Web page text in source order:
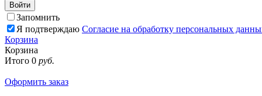
Войти
Запомнить
Я подтверждаю Согласие на обработку персональных
Корзина
Корзина
Итого 0 руб.
Оформить заказ